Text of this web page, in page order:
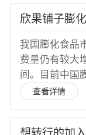
欣果铺子膨
我国膨化食品
费量仍有较大
间。目前中国
查看详情